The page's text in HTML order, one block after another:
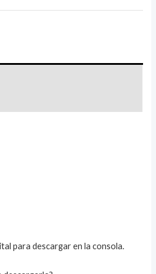
para descargar en la consola.